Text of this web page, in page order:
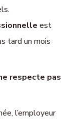
est
tard un mois
respecte pas
l’employeur